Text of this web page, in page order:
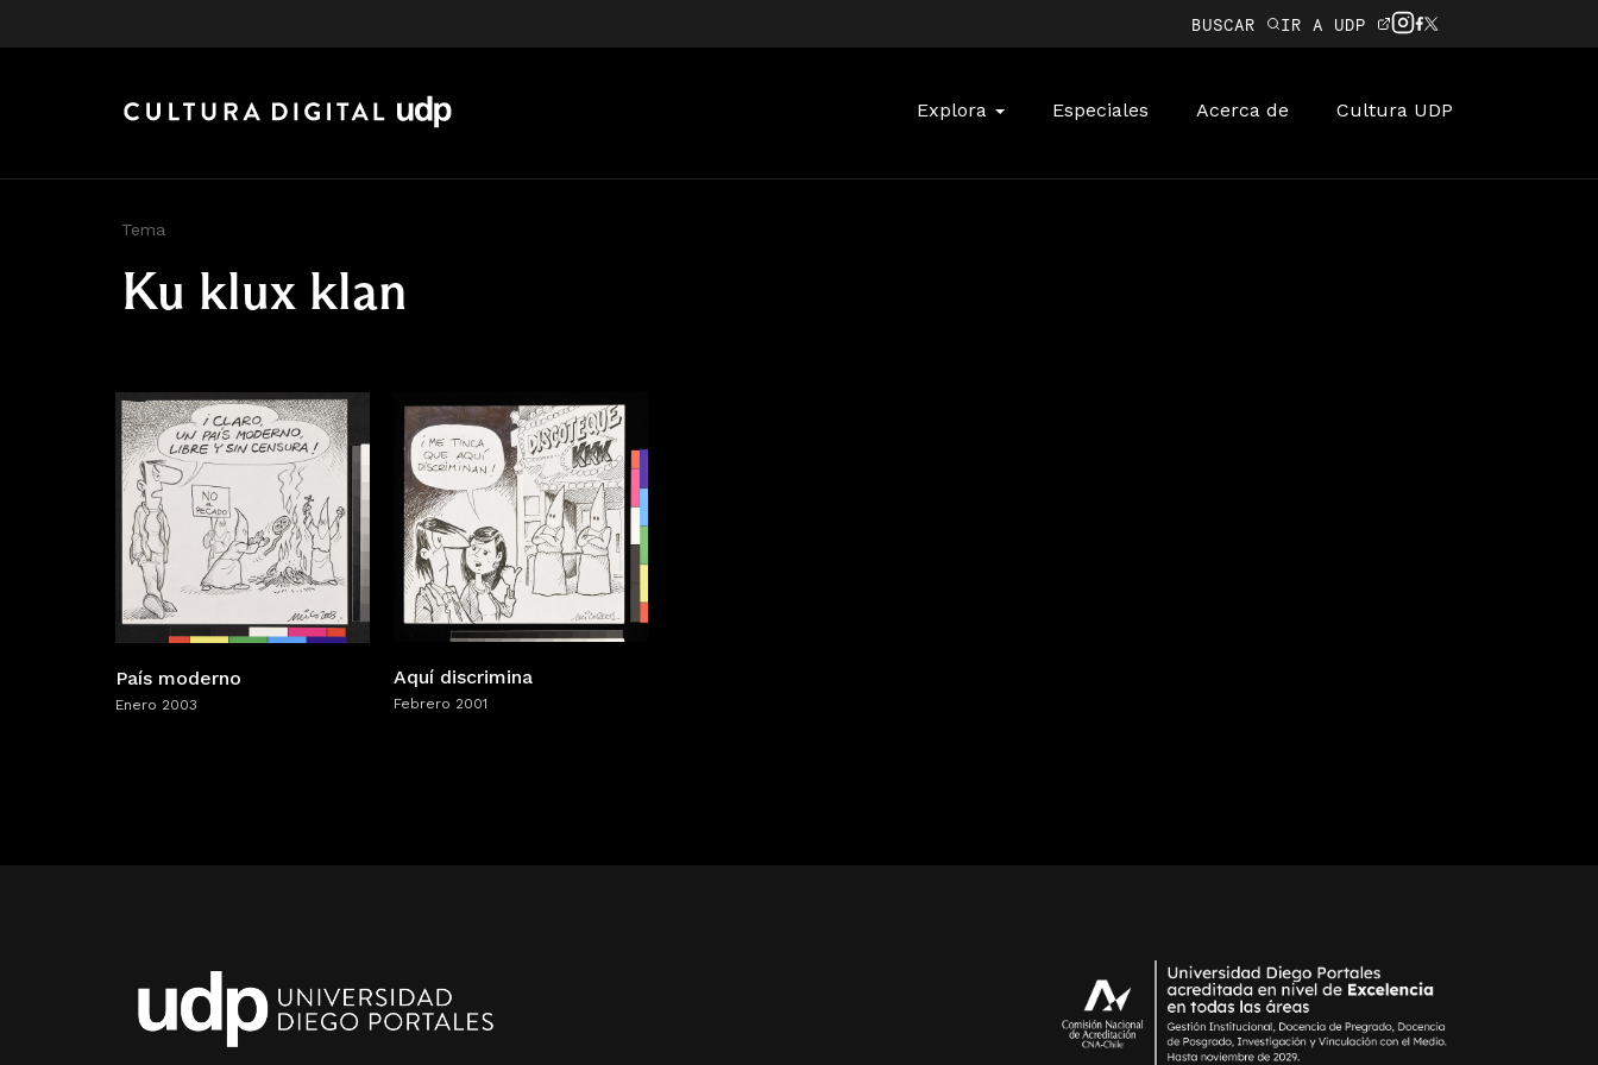
BUSCAR IR A UDP
Explora Especiales Acerca de Cultura UDP
Tema
Ku klux klan
País moderno
Enero 2003
Aquí discrimina
Febrero 2001